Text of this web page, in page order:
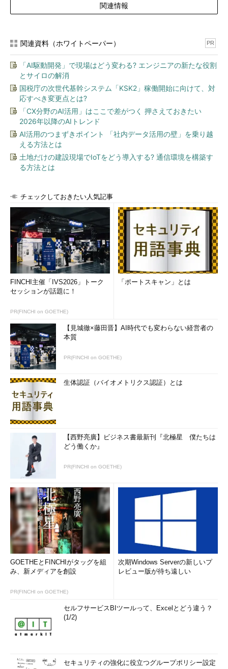
関連情報
関連資料（ホワイトペーパー） PR
「AI駆動開発」で現場はどう変わる? エンジニアの新たな役割
とサイロの解消
国税庁の次世代基幹システム「KSK2」稼働開始に向けて、対
応すべき変更点とは?
「CX分野のAI活用」はここで差がつく 押さえておきたい
2026年以降のAIトレンド
AI活用のつまずきポイント 「社内データ活用の壁」を乗り越
える方法とは
土地だけの建設現場でIoTをどう導入する? 通信環境を構築す
る方法とは
チェックしておきたい人気記事
FINCHI主催「IVS2026」トーク
セッションが話題に！
PR(FINCHI on GOETHE)
「ポートスキャン」とは
【見城徹×藤田晋】AI時代でも変わらない経営者の
本質
PR(FINCHI on GOETHE)
生体認証（バイオメトリクス認証）とは
【西野亮廣】ビジネス書最新刊『北極星 僕たちは
どう働くか』
PR(FINCHI on GOETHE)
GOETHEとFINCHIがタッグを組
み、新メディアを創設
PR(FINCHI on GOETHE)
次期Windows Serverの新しいプ
レビュー版が待ち遠しい
セルフサービスBIツールって、Excelとどう違う？
(1/2)
セキュリティの強化に役立つグループポリシー設定